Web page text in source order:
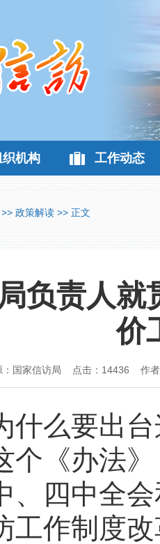
织机构 工作动态
>> 政策解读 >> 正文
负责人
价
国家信访局 点击： 14436 作
么要出台
《办法》
、四中全
工作制度